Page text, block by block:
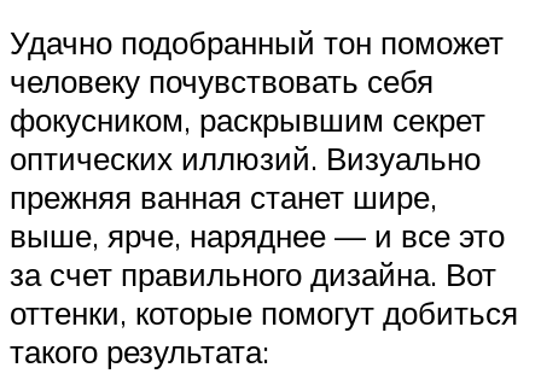
Удачно подобранный тон поможет
человеку почувствовать себя
фокусником, раскрывшим секрет
оптических иллюзий. Визуально
прежняя ванная станет шире,
выше, ярче, наряднее — и все это
за счет правильного дизайна. Вот
оттенки, которые помогут добиться
такого результата: